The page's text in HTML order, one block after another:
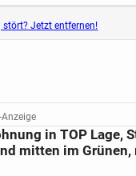
stört? Jetzt entfernen!
in TOP Lage,
mitten im